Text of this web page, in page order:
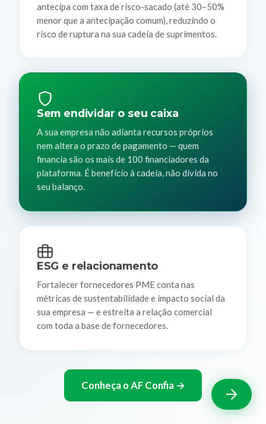
antecipa com taxa de risco-sacado (até 30–50%
menor que a antecipação comum), reduzindo o
risco de ruptura na sua cadeia de suprimentos.
Sem endividar o seu caixa
A sua empresa não adianta recursos próprios
nem altera o prazo de pagamento — quem
financia são os mais de 100 financiadores da
plataforma. É benefício à cadeia, não dívida no
seu balanço.
ESG e relacionamento
Fortalecer fornecedores PME conta nas
métricas de sustentabilidade e impacto social da
sua empresa — e estreita a relação comercial
com toda a base de fornecedores.
Conheça o AF Confia →